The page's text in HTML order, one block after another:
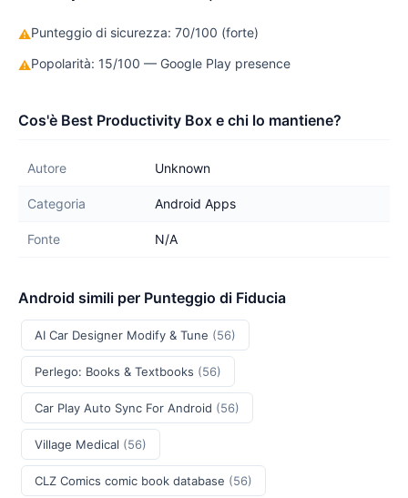
⚠Punteggio di sicurezza: 70/100 (forte)
⚠Popolarità: 15/100 — Google Play presence
Cos'è Best Productivity Box e chi lo mantiene?
Autore Unknown
Categoria Android Apps
Fonte N/A
Android simili per Punteggio di Fiducia
AI Car Designer Modify & Tune (56)
Perlego: Books & Textbooks (56)
Car Play Auto Sync For Android (56)
Village Medical (56)
CLZ Comics comic book database (56)